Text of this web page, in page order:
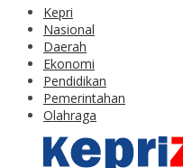
Kepri
Nasional
Daerah
Ekonomi
Pendidikan
Pemerintahan
Olahraga